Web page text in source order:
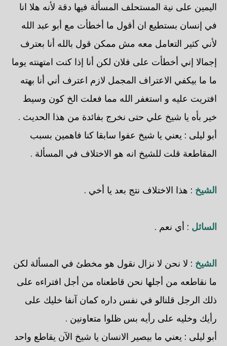
اليمين على نية المستحلف المسألة فيها دقة لأنه هلا انا
في إنسان بستطيع ان أقول ما أخطأت مع أبو عبد الله
لأني كثير التعامل معه مش ممكن قول بالله أنا بعترف
إجمالا إني أخطأت على فلان لكن أنا إذا كنت امتهنته يوما
ما ما بيكفي الاعتراف المجمل لازم اعترف أني أنا بهته
افتريت عليه و استغفر الله مما فعلت الخ كون وسيط
خير بأه يا شيخ علي حتى نخرج بفائدة من هذا الحديث .
أبو ليلى : يعني يا شيخ عفوا سابقا كنا فاهمين بسبب
المقاطعة قلت للشيخ انه هو الاختلاف في المسألة .
الشيخ : هذا الاختلاف نتج بعد يا أخي .
السائل : أي نعم .
الشيخ : لا نحن لا نزال نقول هو مخطئ في المسألة لكن
ما نقاطعه من أجلها نحن قاطعناه من أجل افتراءه على
ذلك الرجل قلنالو في نفس داره كمان آنفا خليك على
رأيك وخليه على رأيه بس ظلوا متعاونين .
أبو ليلى : يعني ما بيصير الانسان يا شيخ الآن يقاطع واحد